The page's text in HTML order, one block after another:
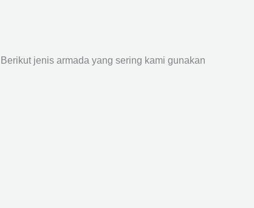
jenis armada yang sering kami gunakan